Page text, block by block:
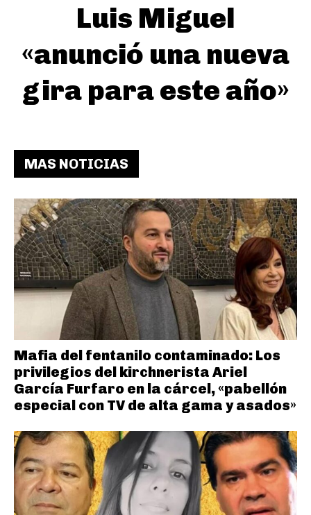
Luis Miguel
«anunció una nueva
gira para este año»
MAS NOTICIAS
Mafia del fentanilo contaminado: Los
privilegios del kirchnerista Ariel
García Furfaro en la cárcel, «pabellón
especial con TV de alta gama y asados»